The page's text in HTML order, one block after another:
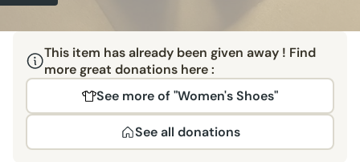
This item has already been given away ! Find
more great donations here :
See more of "Women's Shoes"
See all donations